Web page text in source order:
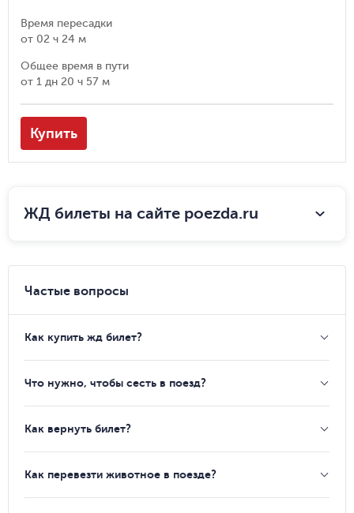
Время пересадки
от 02 ч 24 м
Общее время в пути
от 1 дн 20 ч 57 м
Купить
ЖД билеты на сайте poezda.ru
Частые вопросы
Как купить жд билет?
Что нужно, чтобы сесть в поезд?
Как вернуть билет?
Как перевезти животное в поезде?